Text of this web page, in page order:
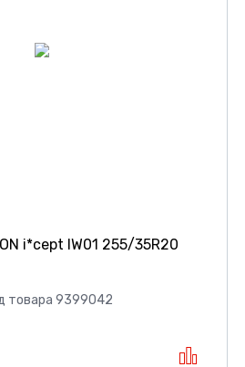
i*cept IW01 255/35R20
товара 9399042